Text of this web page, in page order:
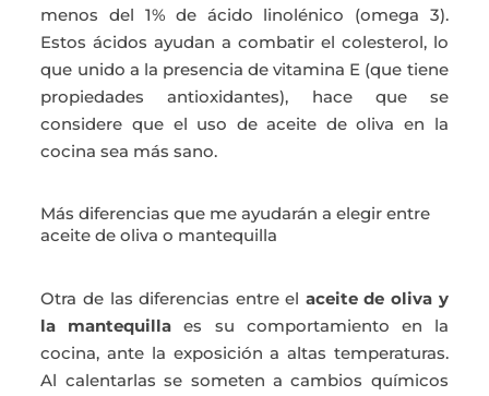
menos del 1% de ácido linolénico (omega 3).
Estos ácidos ayudan a combatir el colesterol, lo
que unido a la presencia de vitamina E (que tiene
propiedades antioxidantes), hace que se
considere que el uso de aceite de oliva en la
cocina sea más sano.
Más diferencias que me ayudarán a elegir entre
aceite de oliva o mantequilla
Otra de las diferencias entre el aceite de oliva y
la mantequilla es su comportamiento en la
cocina, ante la exposición a altas temperaturas.
Al calentarlas se someten a cambios químicos